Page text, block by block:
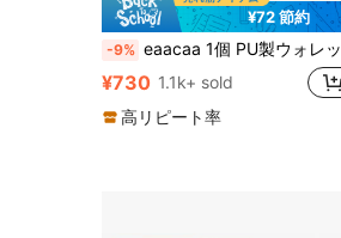
¥72 節約
-9% eaacaa 1個 PU製ウォレット型スマホケース フリップカバー付き、マルチカードスロット、ミラー、イヤホンポーチ、クロスボディ、多機能、落下防止、衝撃吸収、盗難防止、保護シェル、Apple 17e 17ProMax 16ProMax 16Pro 16Plus 15ProMax 15plus 13ProMax 13pro 13Mini 14ProMax 14Pro 14plus 12ProMax 12Pro 12Mini 11 ProMax 11Pro 14 13 12 11 7 8 X XS XR XSMax シリーズおよび S26ultra S26pro S26 S25FE S25ultra S25+ S25 S24FE S24ultra S24+ S24 S23FE S23Ultra S23+ S23 S22ultra S22 S21FE S21ultra S21plus S21 S20FE A16 対応
¥730 1.1k+ sold
高リピート率